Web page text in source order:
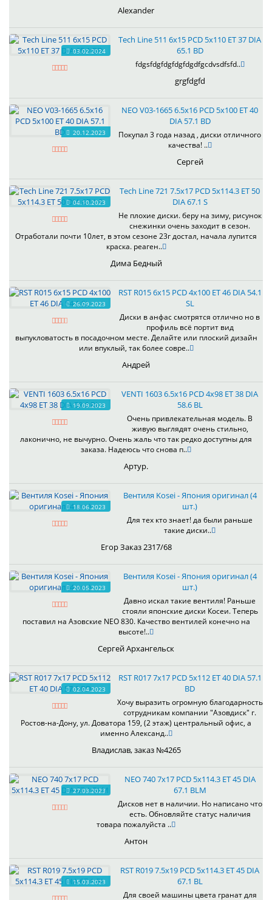
Alexander
03.02.2024
Tech Line 511 6x15 PCD 5x110 ET 37 DIA
65.1 BD
fdgsfdgfdgfdgfdgdfgcdvsdfsfd..
grgfdgfd
20.12.2023
NEO V03-1665 6.5x16 PCD 5x100 ET 40
DIA 57.1 BD
Покупал 3 года назад , диски отличного
качества! ..
Сергей
04.10.2023
Tech Line 721 7.5x17 PCD 5x114.3 ET 50
DIA 67.1 S
Не плохие диски. беру на зиму, рисунок
снежинки очень заходит в сезон.
Отработали почти 10лет, в этом сезоне 23г достал, начала лупится
краска. реаген..
Дима Бедный
26.09.2023
RST R015 6x15 PCD 4x100 ET 46 DIA 54.1
SL
Диски в анфас смотрятся отлично но в
профиль всё портит вид
выпукловатость в посадочном месте. Делайте или плоский дизайн
или впуклый, так более совре..
Андрей
19.09.2023
VENTI 1603 6.5x16 PCD 4x98 ET 38 DIA
58.6 BL
Очень привлекательная модель. В
живую выглядят очень стильно,
лаконично, не вычурно. Очень жаль что так редко доступны для
заказа. Надеюсь что снова п..
Артур.
18.06.2023
Вентиля Kosei - Япония оригинал (4
шт.)
Для тех кто знает! да были раньше
такие диски..
Егор Заказ 2317/68
20.05.2023
Вентиля Kosei - Япония оригинал (4
шт.)
Давно искал такие вентиля! Раньше
стояли японские диски Косеи. Теперь
поставил на Азовские NEO 830. Качество вентилей конечно на
высоте!..
Сергей Архангельск
02.04.2023
RST R017 7x17 PCD 5x112 ET 40 DIA 57.1
BD
Хочу выразить огромную благодарность
сотрудникам компании "Азовдиск" г.
Ростов-на-Дону, ул. Доватора 159, (2 этаж) центральный офис, а
именно Александ..
Владислав, заказ №4265
27.03.2023
NEO 740 7x17 PCD 5x114.3 ET 45 DIA
67.1 BLM
Дисков нет в наличии. Но написано что
есть. Обновляйте статус наличия
товара пожалуйста ..
Антон
15.03.2023
RST R019 7.5x19 PCD 5x114.3 ET 45 DIA
67.1 BL
Для своей машины цвета гранат для